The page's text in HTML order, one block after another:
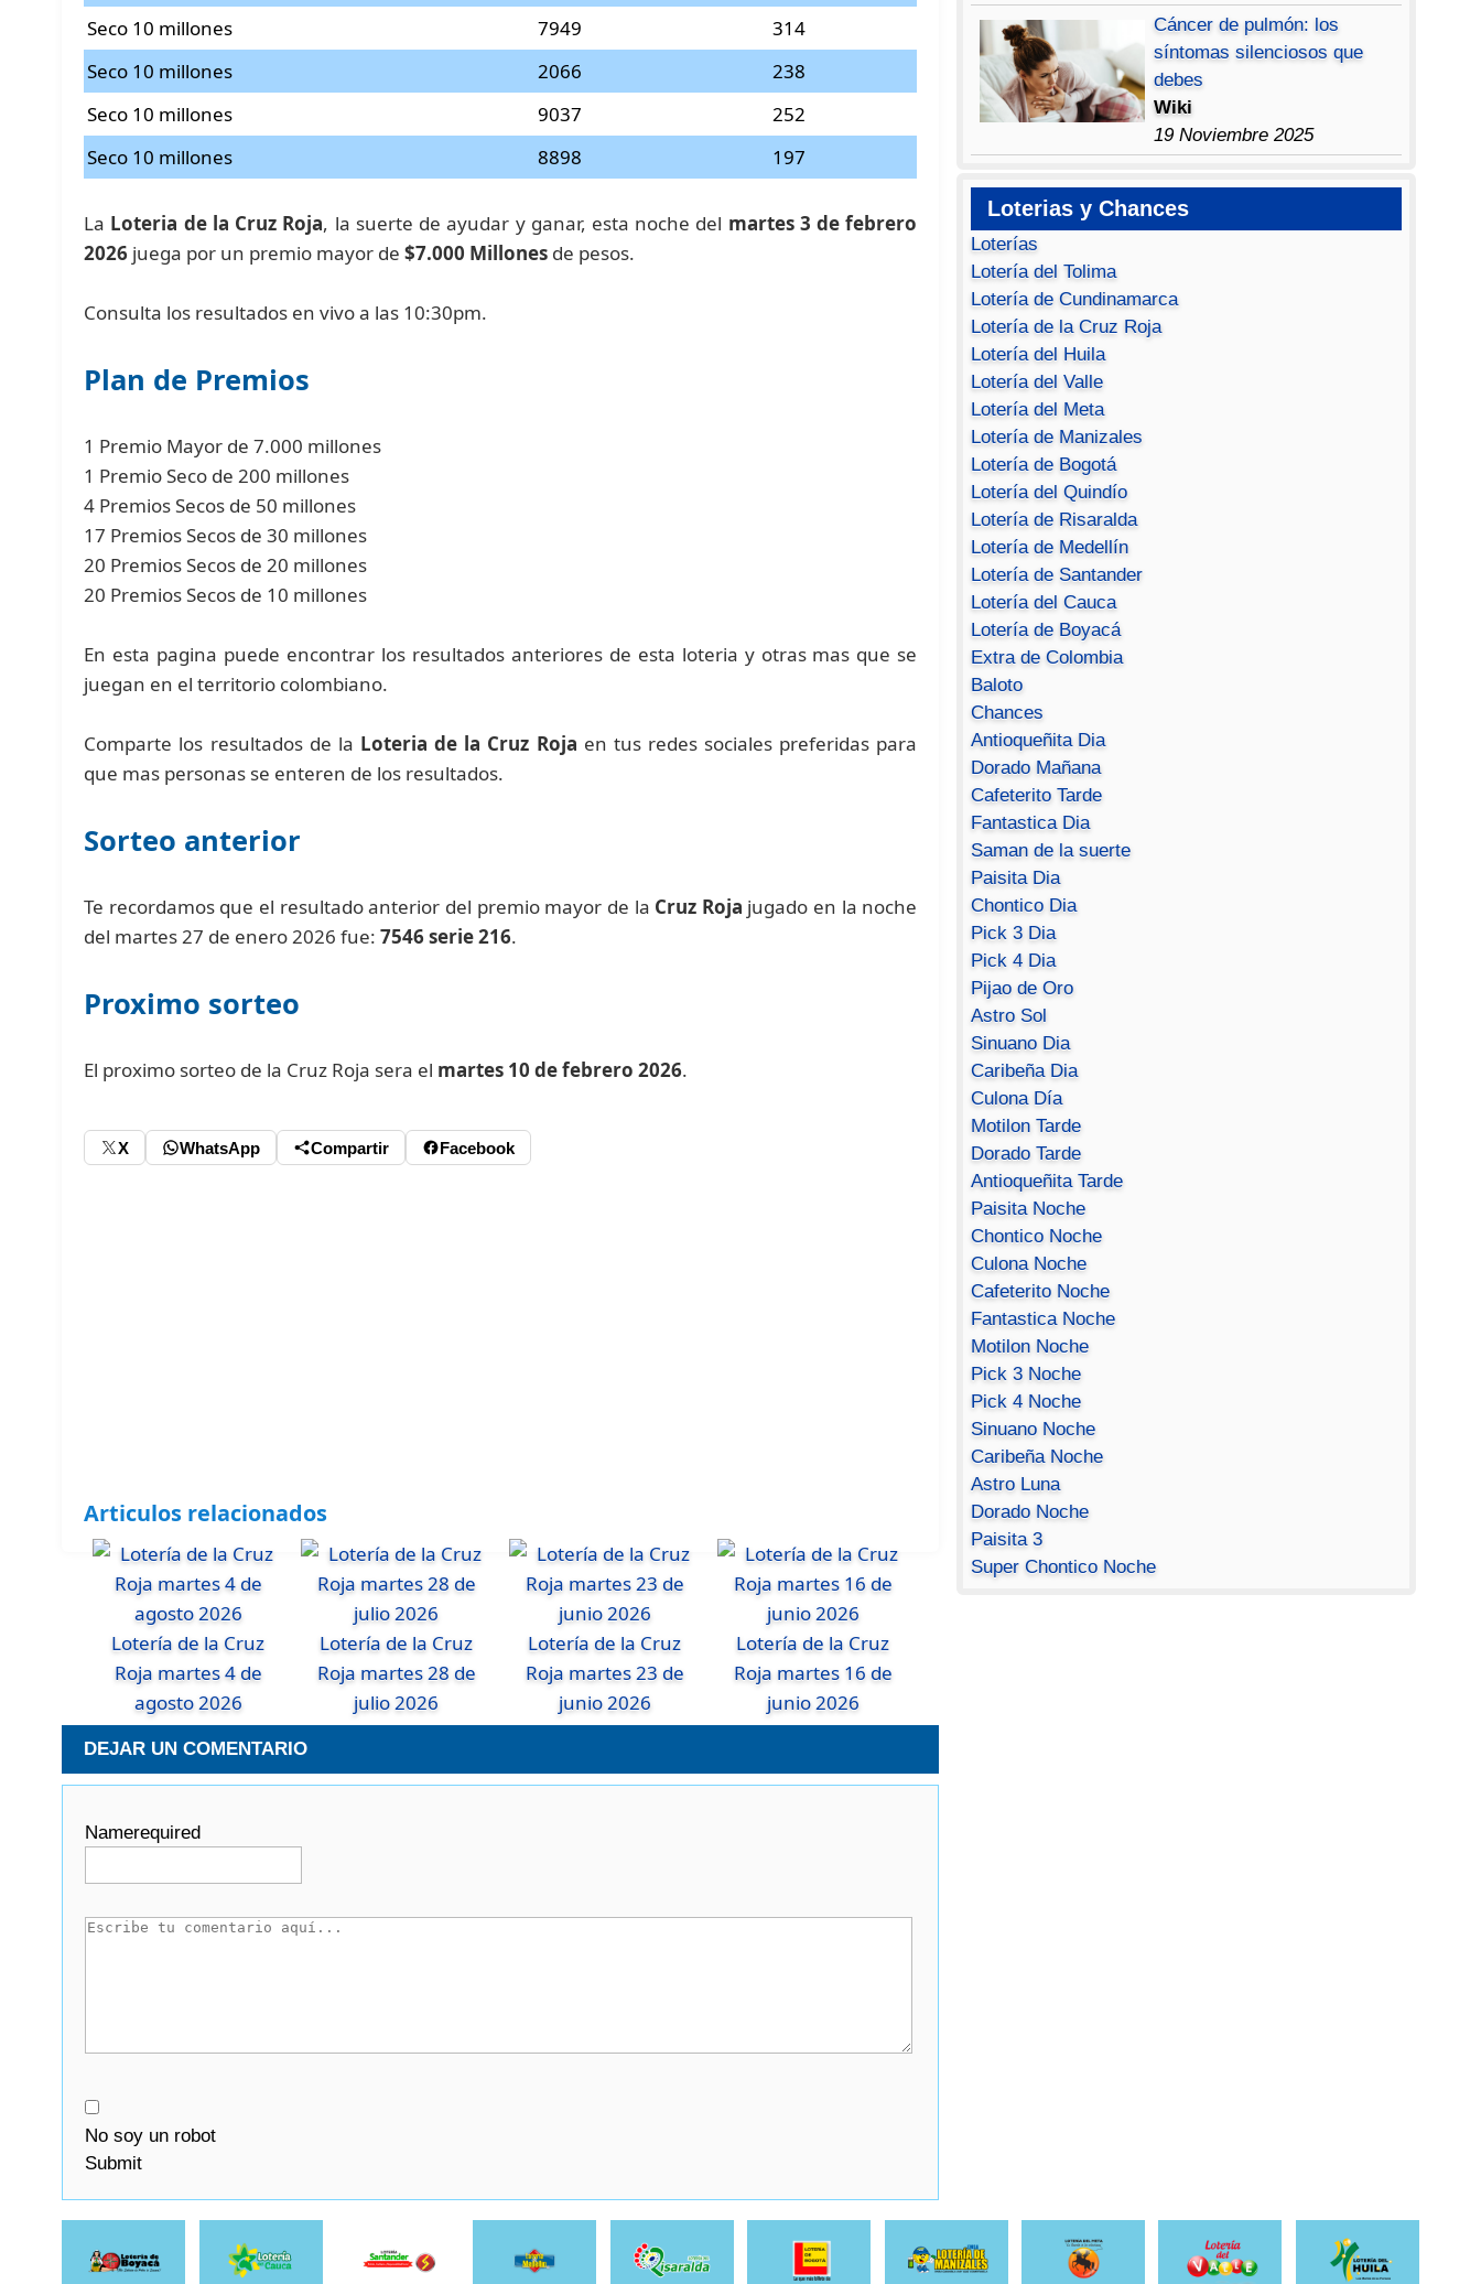
Seco 10 millones
7949
314
Seco 10 millones
2066
238
Seco 10 millones
9037
252
Seco 10 millones
8898 197
La Loteria de la Cruz Roja, la suerte de ayudar y ganar, esta noche del martes 3 de febrero
2026 juega por un premio mayor de$7.000 Millones de pesos.
Consulta los resultados en vivo a las 10:30pm.
Plan de Premios
1 Premio Mayor de 7.000 millones
1 Premio Seco de 200 millones
4 Premios Secos de 50 millones
17 Premios Secos de 30 millones
20 Premios Secos de 20 millones
20 Premios Secos de 10 millones
En esta pagina puede encontrar los resultados anteriores de esta loteria y otras mas que se
juegan en el territorio colombiano.
Comparte los resultados de la Loteria de la Cruz Roja en tus redes sociales preferidas para
que mas personas se enteren de los resultados.
Sorteo anterior
Te recordamos que el resultado anterior del premio mayor de la Cruz Roja jugado en la noche
del martes 27 de enero 2026 fue:7546 serie 216.
Proximo sorteo
El proximo sorteo de la Cruz Roja sera el martes 10 de febrero 2026.
X WhatsApp Compartir Facebook
Articulos relacionados
Lotería de la Cruz
Roja martes 4 de
agosto 2026
Lotería de la Cruz
Roja martes 28 de
julio 2026
Lotería de la Cruz
Roja martes 23 de
junio 2026
Lotería de la Cruz
Roja martes 16 de
junio 2026
DEJAR UN COMENTARIO
Namerequired
No soy un robot
Submit
Cáncer de pulmón: los
síntomas silenciosos que
debes
Wiki
19 Noviembre 2025
Loterias y Chances
Loterías
Lotería del Tolima
Lotería de Cundinamarca
Lotería de la Cruz Roja
Lotería del Huila
Lotería del Valle
Lotería del Meta
Lotería de Manizales
Lotería de Bogotá
Lotería del Quindío
Lotería de Risaralda
Lotería de Medellín
Lotería de Santander
Lotería del Cauca
Lotería de Boyacá
Extra de Colombia
Baloto
Chances
Antioqueñita Dia
Dorado Mañana
Cafeterito Tarde
Fantastica Dia
Saman de la suerte
Paisita Dia
Chontico Dia
Pick 3 Dia
Pick 4 Dia
Pijao de Oro
Astro Sol
Sinuano Dia
Caribeña Dia
Culona Día
Motilon Tarde
Dorado Tarde
Antioqueñita Tarde
Paisita Noche
Chontico Noche
Culona Noche
Cafeterito Noche
Fantastica Noche
Motilon Noche
Pick 3 Noche
Pick 4 Noche
Sinuano Noche
Caribeña Noche
Astro Luna
Dorado Noche
Paisita 3
Super Chontico Noche